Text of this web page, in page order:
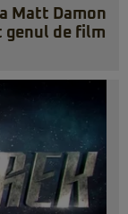
Matt Damon
genul de film